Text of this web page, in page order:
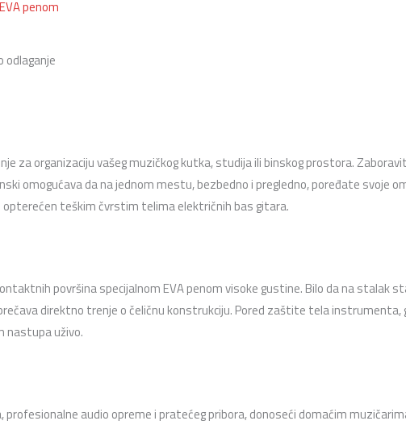
odlaganje
za organizaciju vašeg muzičkog kutka,studija ili binskog prostora.
omogućava da na jednom mestu,bezbedno i pregledno,poređate svoje
opterećen teškim čvrstim telima električnih bas gitara.
površina specijalnom EVA penom visoke gustine. Bilo da na stalak
direktno trenje o čeličnu konstrukciju. Pored zaštite tela instrumenta,
nastupa uživo.
profesionalne audio opreme i pratećeg pribora,donoseći domaćim